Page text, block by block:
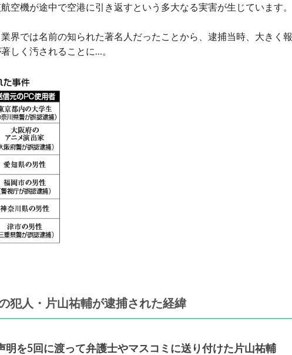
空機が途中で空港に引き返すという多大なる実害が生じています。
界では名前の知られた著名人だったことから、逮捕当時、大きく報
しく汚されることに…。
犯人・片山祐輔が逮捕された経緯
明を5回に渡って弁護士やマスコミに送り付けた片山祐輔